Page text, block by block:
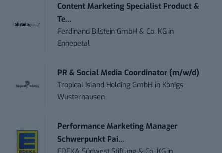
Content Marketing Specialist Product &
Te...
Ferdinand Bilstein GmbH & Co. KG in
Ennepetal
PR & Social Media Coordinator (m/w/d)
Tropical Island Holding GmbH in Königs
Wusterhausen
Performance Marketing Manager
Schwerpunkt Pai...